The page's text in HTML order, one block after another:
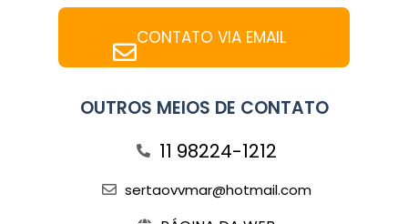
CONTATO VIA EMAIL
OUTROS MEIOS DE CONTATO
11 98224-1212
sertaovvmar@hotmail.com